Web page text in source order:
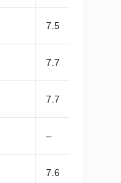
7.5
7.7
7.7
–
7.6